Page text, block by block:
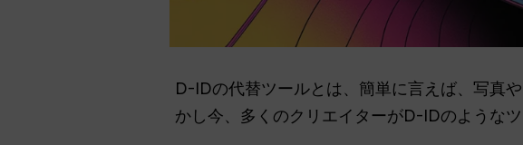
D-IDの代替ツールとは、簡単に言えば、写真
かし今、多くのクリエイターがD-IDのような